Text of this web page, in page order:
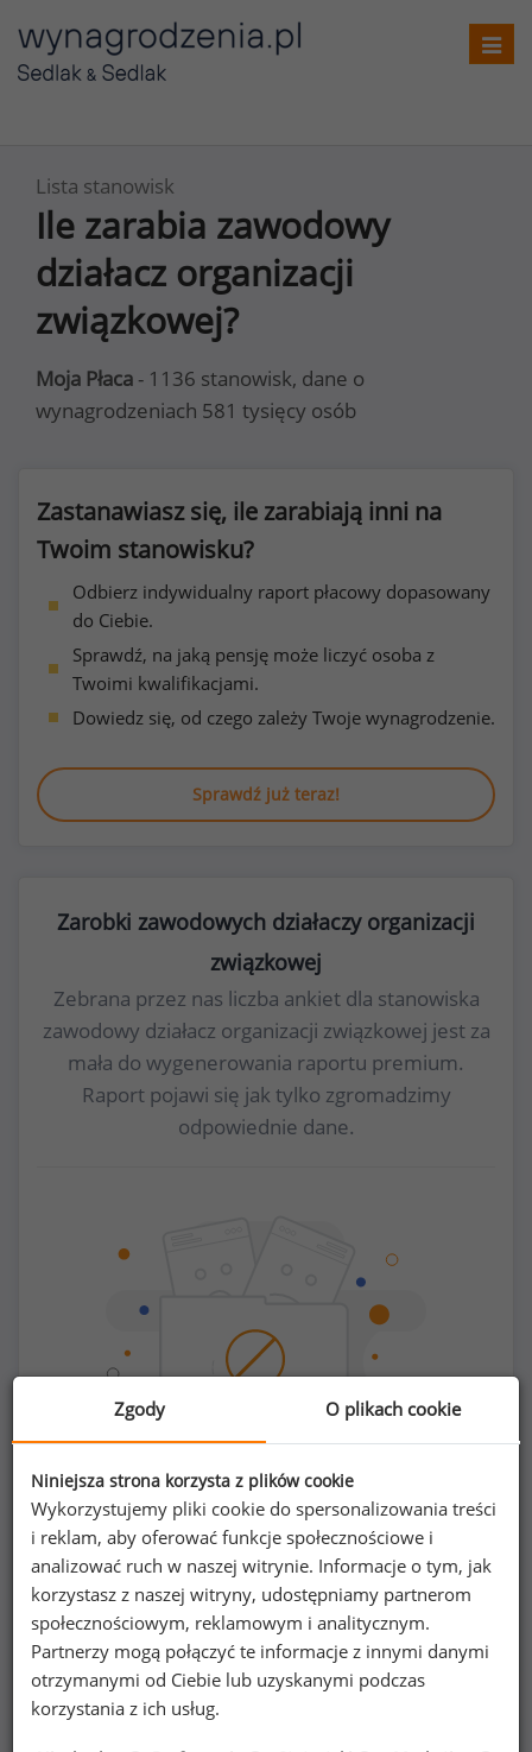
Lista stanowisk
Ile zarabia zawodowy
działacz organizacji
związkowej?
Moja Płaca - 1136 stanowisk, dane o
wynagrodzeniach 581 tysięcy osób
Zastanawiasz się, ile zarabiają inni na
Twoim stanowisku?
Odbierz indywidualny raport płacowy dopasowany
do Ciebie.
Sprawdź, na jaką pensję może liczyć osoba z
Twoimi kwalifikacjami.
Dowiedz się, od czego zależy Twoje wynagrodzenie.
Sprawdź już teraz!
Zarobki zawodowych działaczy organizacji
związkowej
Zebrana przez nas liczba ankiet dla stanowiska
zawodowy działacz organizacji związkowej jest za
mała do wygenerowania raportu premium.
Raport pojawi się jak tylko zgromadzimy
odpowiednie dane.
Chcesz porównać swoje zarobki z innymi?
Sprawdź ile powinieneś zarabiać
Zgody O plikach cookie
Niniejsza strona korzysta z plików cookie
Wykorzystujemy pliki cookie do spersonalizowania treści
i reklam, aby oferować funkcje społecznościowe i
analizować ruch w naszej witrynie. Informacje o tym, jak
korzystasz z naszej witryny, udostępniamy partnerom
społecznościowym, reklamowym i analitycznym.
Partnerzy mogą połączyć te informacje z innymi danymi
otrzymanymi od Ciebie lub uzyskanymi podczas
korzystania z ich usług.